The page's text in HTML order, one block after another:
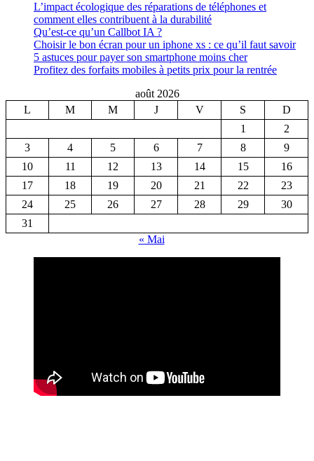
L’impact écologique des réparations de téléphones et
comment elles contribuent à la durabilité
Qu’est-ce qu’un Callbot IA ?
Choisir le bon écran pour un iphone xs : ce qu’il faut savoir
5 astuces pour payer son smartphone moins cher
Profitez des forfaits mobiles à petits prix pour la rentrée
août 2026
L
M M J V S
D
1
2
3
4 5 6 7 8
9
10
11 12 13 14 15
16
17
18 19 20 21 22
23
24
25 26 27 28 29
30
31
« Mai